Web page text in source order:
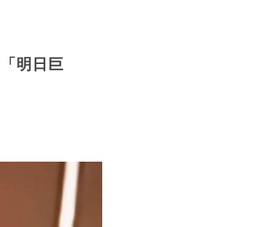
「明日巨